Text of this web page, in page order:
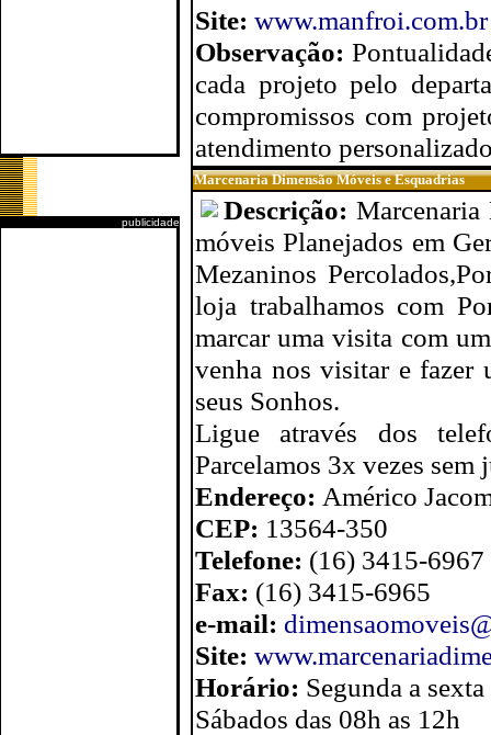
publicidade
Site: www.manfroi.com.br
Observação:
cada projeto pelo
compromissos com
atendimento
Marcenaria Dimensão Móveis e Esquadrias
Descrição: Marcenaria
móveis Planejados em
Mezaninos
loja trabalhamos com
marcar uma visita com
venha nos visitar e fazer
seus Sonhos.
Ligue através dos
Parcelamos 3x vezes sem
Endereço: Américo
CEP: 13564-350
Telefone: (16) 3415-
Fax: (16) 3415-6965
e-mail:
Site:
Horário: Segunda a
Sábados das 08h as 12h